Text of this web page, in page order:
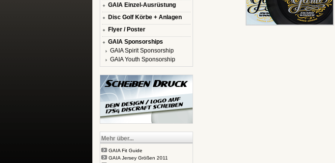
GAIA Einzel-Ausrüstung
Disc Golf Körbe + Anlagen
Flyer / Poster
GAIA Sponsorships
GAIA Spirit Sponsorship
GAIA Youth Sponsorship
Mehr über...
GAIA Fit Guide
GAIA Jersey Größen 2011